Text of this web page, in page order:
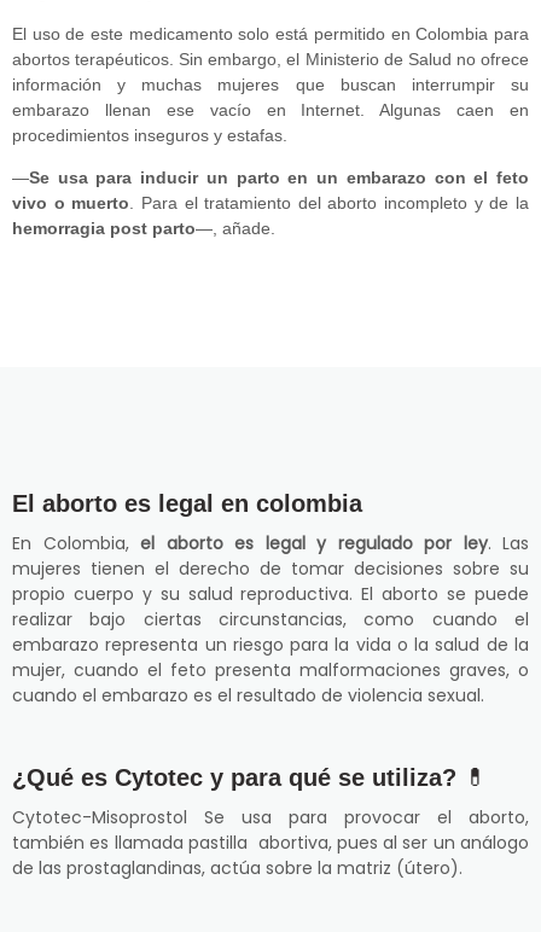
El uso de este medicamento solo está permitido en Colombia para
abortos terapéuticos. Sin embargo, el Ministerio de Salud no ofrece
información y muchas mujeres que buscan interrumpir su
embarazo llenan ese vacío en Internet. Algunas caen en
procedimientos inseguros y estafas.
—Se usa para inducir un parto en un embarazo con el feto
vivo o muerto . Para el tratamiento del aborto incompleto y de la
hemorragia post parto—, añade.
El aborto es legal en colombia
En Colombia, el aborto es legal y regulado por ley. Las
mujeres tienen el derecho de tomar decisiones sobre su
propio cuerpo y su salud reproductiva. El aborto se puede
realizar bajo ciertas circunstancias, como cuando el
embarazo representa un riesgo para la vida o la salud de la
mujer, cuando el feto presenta malformaciones graves, o
cuando el embarazo es el resultado de violencia sexual.
¿Qué es Cytotec y para qué se utiliza? 💊
Cytotec-Misoprostol Se usa para provocar el aborto,
también es llamada pastilla abortiva, pues al ser un análogo
de las prostaglandinas, actúa sobre la matriz (útero).